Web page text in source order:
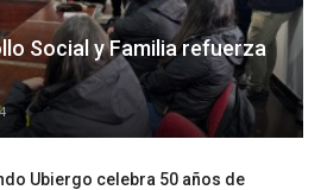
Social y Familia refuerza
Ubiergo celebra 50 años de